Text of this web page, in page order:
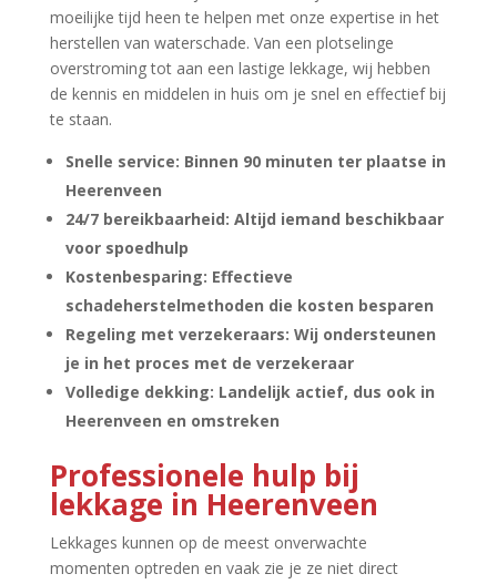
moeilijke tijd heen te helpen met onze expertise in het
herstellen van waterschade.​ Van een plotselinge
overstroming tot aan een lastige lekkage, wij hebben
de kennis en middelen in huis om je snel en effectief bij
te staan.​
Snelle service: Binnen 90 minuten ter plaatse in
Heerenveen
24/7 bereikbaarheid: Altijd iemand beschikbaar
voor spoedhulp
Kostenbesparing: Effectieve
schadeherstelmethoden die kosten besparen
Regeling met verzekeraars: Wij ondersteunen
je in het proces met de verzekeraar
Volledige dekking: Landelijk actief, dus ook in
Heerenveen en omstreken
Professionele hulp bij
lekkage in Heerenveen
Lekkages kunnen op de meest onverwachte
momenten optreden en vaak zie je ze niet direct